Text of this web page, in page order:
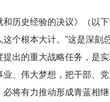
史经验的决议》（以下
个根本大计。”这是深刻
出的重大战略任务，是
、伟大梦想，把干部、
将有力推动形成青蓝相